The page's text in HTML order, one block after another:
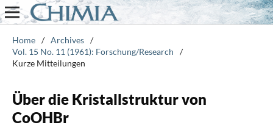
Home / Archives /
Vol. 15 No. 11 (1961): Forschung/Research
/
Kurze Mitteilungen
Über die Kristallstruktur von
CoOHBr